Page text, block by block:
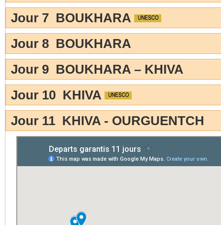
Jour 7 BOUKHARA
Jour 8 BOUKHARA
Jour 9 BOUKHARA – KHIVA
Jour 10 KHIVA
Jour 11 KHIVA - OURGUENTCH